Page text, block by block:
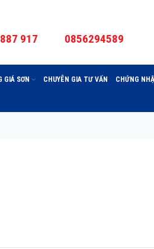
917 0856294589
GIÁ SƠN CHUYÊN GIA TƯ VẤN CHỨNG